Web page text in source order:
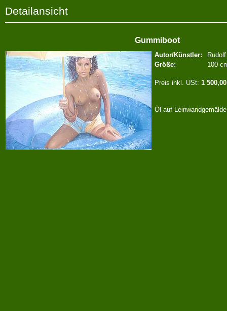
Detailansicht
Gummiboot
Autor/Künstler:
Größe:
100
Preis inkl. USt: 1
Öl auf